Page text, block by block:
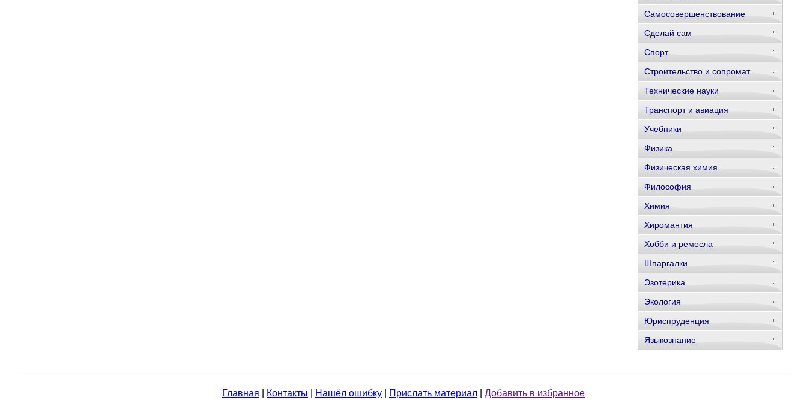
Самосовершенствование
Сделай сам
Спорт
Строительство и сопромат
Технические науки
Транспорт и авиация
Учебники
Физика
Физическая химия
Философия
Химия
Хиромантия
Хобби и ремесла
Шпаргалки
Эзотерика
Экология
Юриспруденция
Языкознание
Главная Контакты Нашёл ошибку Прислать материал Добавить в избранное